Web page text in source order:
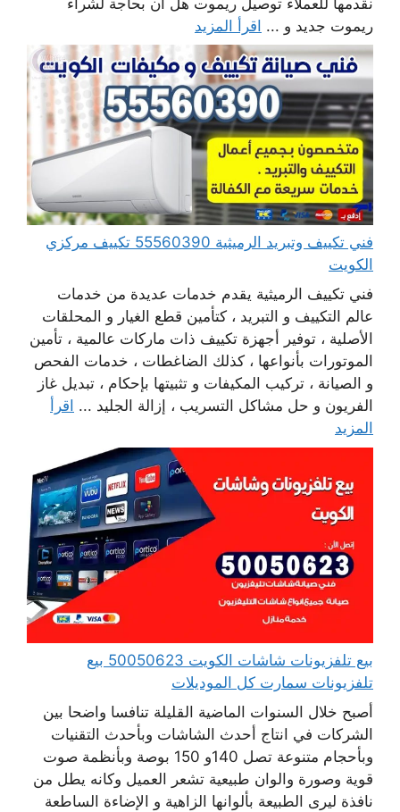
ريموت جديد و ... اقرأ المزيد
فني تكييف وتبريد الرميثية 55560390 تكييف مركزي
الكويت
فني تكييف الرميثية يقدم خدمات عديدة من خدمات
عالم التكييف و التبريد ، كتأمين قطع الغيار و المحلقات
الأصلية ، توفير أجهزة تكييف ذات ماركات عالمية ، تأمين
الموتورات بأنواعها ، كذلك الضاغطات ، خدمات الفحص
و الصيانة ، تركيب المكيفات و تثبيتها بإحكام ، تبديل غاز
الفريون و حل مشاكل التسريب ، إزالة الجليد ... اقرأ
المزيد
بيع تلفزيونات شاشات الكويت 50050623 بيع
تلفزيونات سمارت كل الموديلات
أصبح خلال السنوات الماضية القليلة تنافسا واضحا بين
الشركات في انتاج أحدث الشاشات وبأحدث التقنيات
وبأحجام متنوعة تصل 140و 150 بوصة وبأنظمة صوت
قوية وصورة والوان طبيعية تشعر العميل وكانه يطل من
نافذة ليرى الطبيعة بألوانها الزاهية و الإضاءة الساطعة